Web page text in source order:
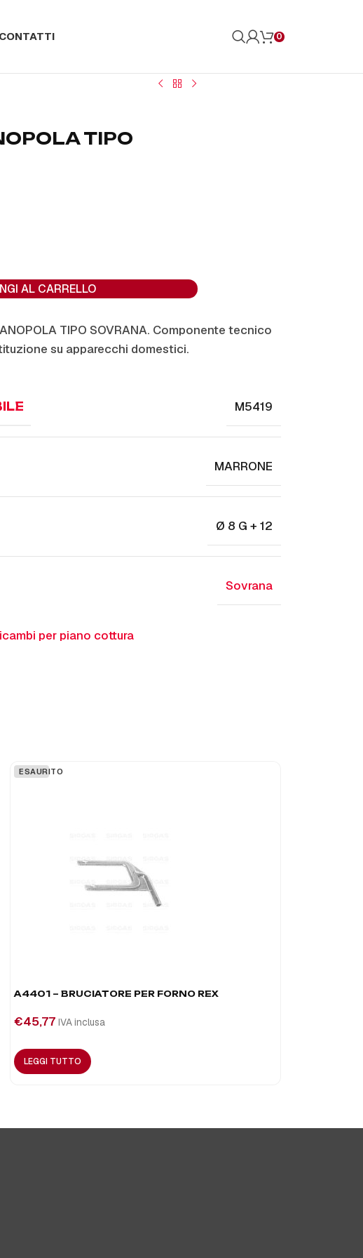
CONTATTI 0
TIPO
AL CARRELLO
TIPO SOVRANA. Componente tecnico
su apparecchi domestici.
M5419
MARRONE
Ø 8 G + 12
Sovrana
per piano cottura
ESAURITO
A4401 – BRUCIATORE PER FORNO REX
€45,77 IVA inclusa
LEGGI TUTTO